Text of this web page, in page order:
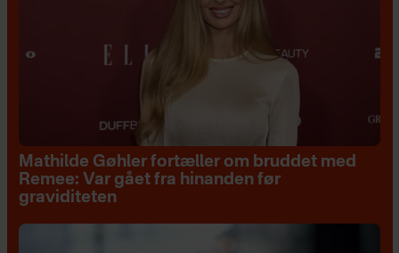
Mathilde Gøhler fortæller om bruddet med
Remee: Var gået fra hinanden før
graviditeten